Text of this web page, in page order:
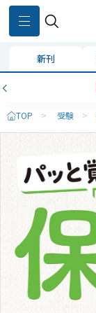
新刊
コンビニ
TOP > 受験 >